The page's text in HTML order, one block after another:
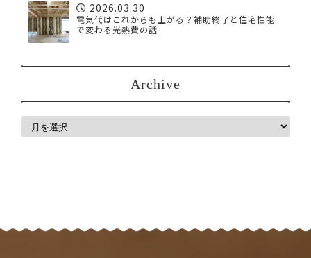
2026.03.30
電気代はこれからも上がる？補助終了と住宅性能
で変わる光熱費の話
Archive